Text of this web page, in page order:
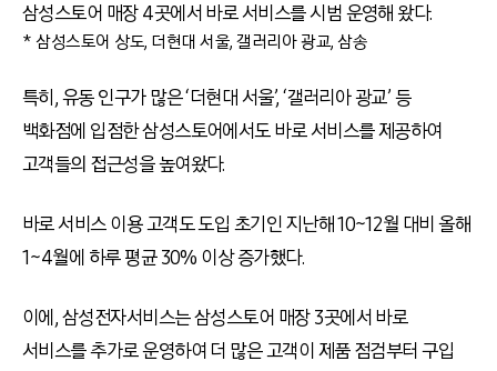
삼성스토어 매장 4곳에서 바로 서비스를 시범 운영해 왔다.
* 삼성스토어 상도, 더현대 서울, 갤러리아 광교, 삼송
특히, 유동 인구가 많은 ‘더현대 서울’, ‘갤러리아 광교’ 등
백화점에 입점한 삼성스토어에서도 바로 서비스를 제공하여
고객들의 접근성을 높여왔다.
바로 서비스 이용 고객도 도입 초기인 지난해 10~12월 대비 올해
1~4월에 하루 평균 30% 이상 증가했다.
이에, 삼성전자서비스는 삼성스토어 매장 3곳에서 바로
서비스를 추가로 운영하여 더 많은 고객이 제품 점검부터 구입